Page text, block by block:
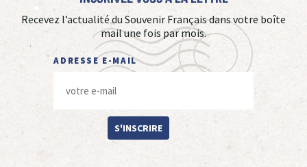
Recevez l’actualité du Souvenir Français dans votre boîte
mail une fois par mois.
ADRESSE E-MAIL
S'INSCRIRE